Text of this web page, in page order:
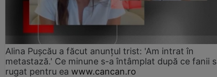
Alina Pușcău a făcut anunțul trist: 'Am intrat în
metastază.' Ce minune s-a întâmplat după ce fanii
rugat pentru ea www.cancan.ro